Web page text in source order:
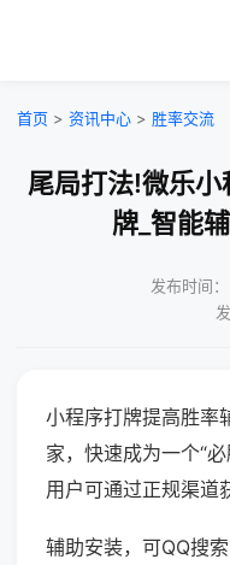
首页 > 资讯中心 > 胜率交流
尾局打法!微乐
牌_智能
发布时间
小程序打牌提高胜率
家，快速成为一个“
用户可通过正规渠道
辅助安装，可QQ搜